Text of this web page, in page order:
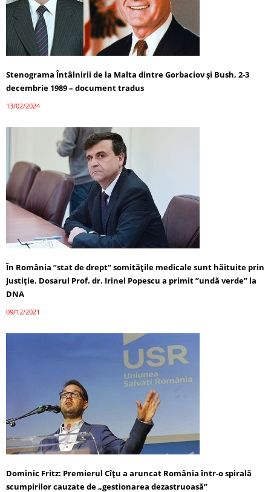
Stenograma Întâlnirii de la Malta dintre Gorbaciov și Bush, 2-3
decembrie 1989 – document tradus
13/02/2024
În România ”stat de drept” somitățile medicale sunt hăituite prin
Justiție. Dosarul Prof. dr. Irinel Popescu a primit ”undă verde” la
DNA
09/12/2021
Dominic Fritz: Premierul Cîţu a aruncat România într-o spirală
scumpirilor cauzate de „gestionarea dezastruoasă”